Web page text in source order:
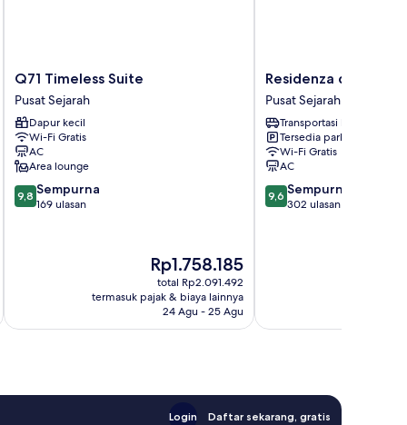
Q71
Timeless
Suite
Pusat
Sejarah
Q71 Timeless Suite
Pusat Sejarah
Dapur kecil
Wi-Fi Gratis
AC
Area lounge
9.8
dari
9,8 Sempurna
169 ulasan
Harga
sekarang
Rp1.758.185
Rp1.758.185
total Rp2.091.492
termasuk pajak & biaya lainnya
24 Agu - 25 Agu
Residenza
dell'Opera
Pusat
Sejarah
Residenza
Pusat Sejarah
Transportasi bandara
Tersedia parkir
Wi-Fi Gratis
AC
9.6
dari
9,6 Sempurna
302 ulasan
Login Daftar sekarang, gratis